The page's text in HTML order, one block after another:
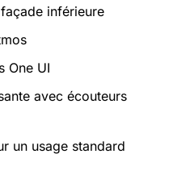
inférieure
One UI
avec écouteurs
un usage standard